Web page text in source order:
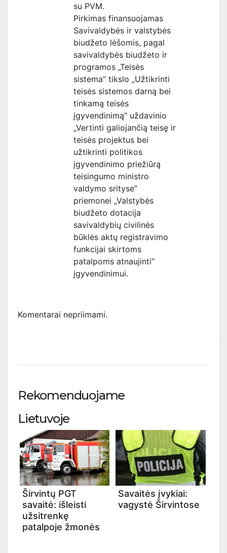
su PVM.
Pirkimas finansuojamas
Savivaldybės ir valstybės
biudžeto lėšomis, pagal
savivaldybės biudžeto ir
programos „Teisės
sistema” tikslo „Užtikrinti
teisės sistemos darną bei
tinkamą teisės
įgyvendinimą” uždavinio
„Vertinti galiojančią teisę ir
teisės projektus bei
užtikrinti politikos
įgyvendinimo priežiūrą
teisingumo ministro
valdymo srityse”
priemonei „Valstybės
biudžeto dotacija
savivaldybių civilinės
būklės aktų registravimo
funkcijai skirtoms
patalpoms atnaujinti”
įgyvendinimui.
Komentarai nepriimami.
Rekomenduojame
Lietuvoje
Širvintų PGT
savaitė: išleisti
užsitrenkę
patalpoje žmonės
Savaitės įvykiai:
vagystė Širvintose